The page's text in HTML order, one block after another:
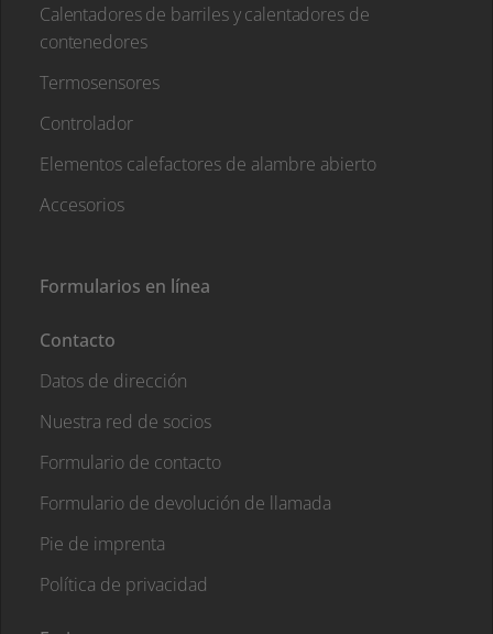
Calentadores de barriles y calentadores de
contenedores
Termosensores
Controlador
Elementos calefactores de alambre abierto
Accesorios
Formularios en línea
Contacto
Datos de dirección
Nuestra red de socios
Formulario de contacto
Formulario de devolución de llamada
Pie de imprenta
Política de privacidad